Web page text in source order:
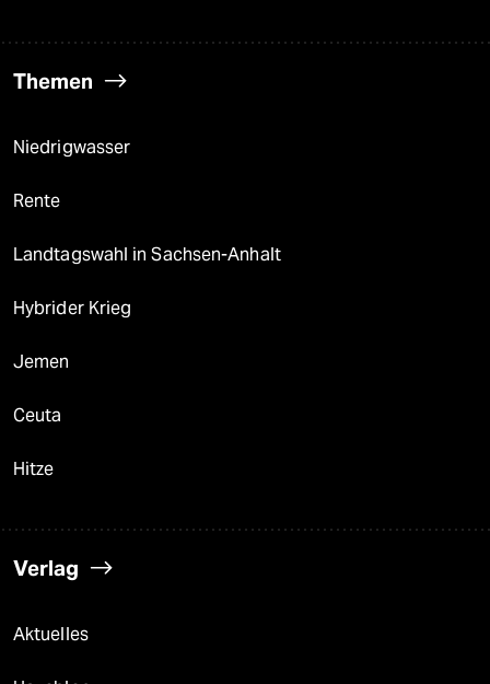
Themen
Niedrigwasser
Rente
Landtagswahl in Sachsen-Anhalt
Hybrider Krieg
Jemen
Ceuta
Hitze
Verlag
Aktuelles